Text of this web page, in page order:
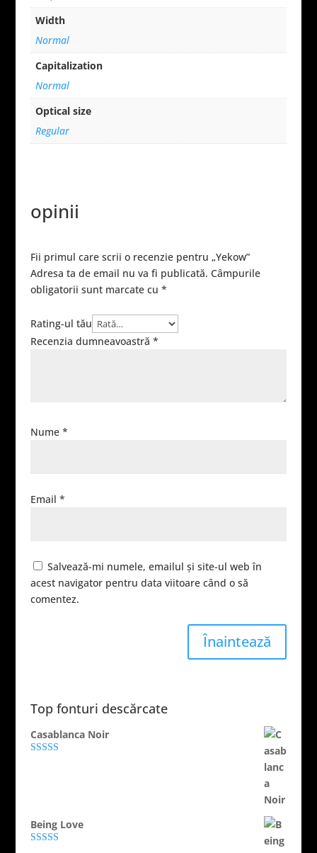
Width
Normal
Capitalization
Normal
Optical size
Regular
opinii
Fii primul care scrii o recenzie pentru „Yekow”
Adresa ta de email nu va fi publicată. Câmpurile
obligatorii sunt marcate cu *
Rating-ul tău
Recenzia dumneavoastră *
Nume *
Email *
Salvează-mi numele, emailul și site-ul web în
acest navigator pentru data viitoare când o să
comentez.
Înaintează
Top fonturi descărcate
Casablanca Noir
Being Love